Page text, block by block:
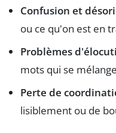
Confusion et
ou ce qu'on est en
Problèmes
mots qui se
Perte de
lisiblement ou de